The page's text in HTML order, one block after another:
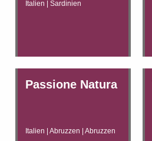
Italien | Sardinien
Passione Natura
Italien | Abruzzen | Abruzzen